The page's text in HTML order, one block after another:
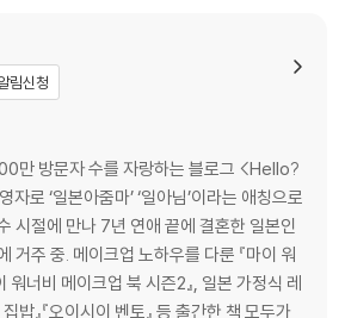
치제 만들기
기
기
들기
하기
포슬한 고구마 맛탕 만들기
림신청
만 방문자 수를 자랑하는 블로그 <Hello?
로 ‘일본아줌마’ ‘일아님’이라는 애칭으로
시절에 만나 7년 연애 끝에 결혼한 일본인
거주 중. 메이크업 노하우를 다룬 『마이 워
워너비 메이크업 북 시즌2』, 일본 가정식 레
밥』『오이시이 벤토』 등 출간한 책 모두가